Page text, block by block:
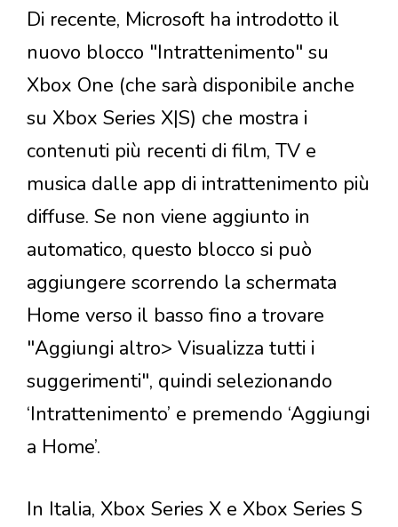
Di recente, Microsoft ha introdotto il
nuovo blocco "Intrattenimento" su
Xbox One (che sarà disponibile anche
su Xbox Series X|S) che mostra i
contenuti più recenti di film, TV e
musica dalle app di intrattenimento più
diffuse. Se non viene aggiunto in
automatico, questo blocco si può
aggiungere scorrendo la schermata
Home verso il basso fino a trovare
"Aggiungi altro> Visualizza tutti i
suggerimenti", quindi selezionando
‘Intrattenimento’ e premendo ‘Aggiungi
a Home’.
In Italia, Xbox Series X e Xbox Series S